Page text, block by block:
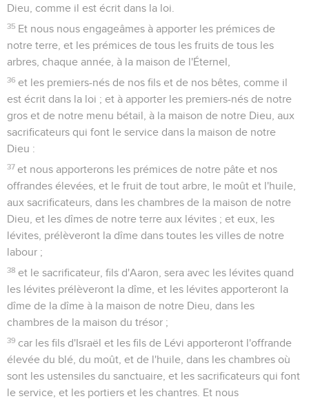
Dieu, comme il est écrit dans la loi.
35 Et nous nous engageâmes à apporter les prémices de
notre terre, et les prémices de tous les fruits de tous les
arbres, chaque année, à la maison de l'Éternel,
36 et les premiers-nés de nos fils et de nos bêtes, comme il
est écrit dans la loi ; et à apporter les premiers-nés de notre
gros et de notre menu bétail, à la maison de notre Dieu, aux
sacrificateurs qui font le service dans la maison de notre
Dieu :
37 et nous apporterons les prémices de notre pâte et nos
offrandes élevées, et le fruit de tout arbre, le moût et l'huile,
aux sacrificateurs, dans les chambres de la maison de notre
Dieu, et les dîmes de notre terre aux lévites ; et eux, les
lévites, prélèveront la dîme dans toutes les villes de notre
labour ;
38 et le sacrificateur, fils d'Aaron, sera avec les lévites quand
les lévites prélèveront la dîme, et les lévites apporteront la
dîme de la dîme à la maison de notre Dieu, dans les
chambres de la maison du trésor ;
39 car les fils d'Israël et les fils de Lévi apporteront l'offrande
élevée du blé, du moût, et de l'huile, dans les chambres où
sont les ustensiles du sanctuaire, et les sacrificateurs qui font
le service, et les portiers et les chantres. Et nous